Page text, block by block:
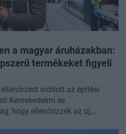
a magyar áruházakban:
termékeket figyeli
indított az építési
Kereskedelmi és
hogy ellenőrizzék az új,